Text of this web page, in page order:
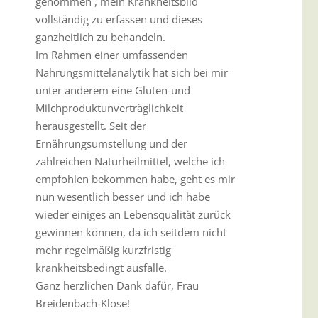
vollständig zu erfassen und dieses
ganzheitlich zu behandeln.
Im Rahmen einer umfassenden
Nahrungsmittelanalytik hat sich bei mir
unter anderem eine Gluten-und
Milchproduktunverträglichkeit
herausgestellt. Seit der
Ernährungsumstellung und der
zahlreichen Naturheilmittel, welche ich
empfohlen bekommen habe, geht es mir
nun wesentlich besser und ich habe
wieder einiges an Lebensqualität zurück
gewinnen können, da ich seitdem nicht
mehr regelmäßig kurzfristig
krankheitsbedingt ausfalle.
Ganz herzlichen Dank dafür, Frau
Breidenbach-Klose!